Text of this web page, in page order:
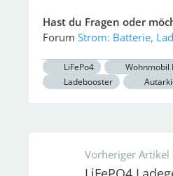
Hast du Fragen oder
Forum Strom: Batterie,
LiFePo4 Wohnmobil
Ladebooster
Vorheriger Artikel